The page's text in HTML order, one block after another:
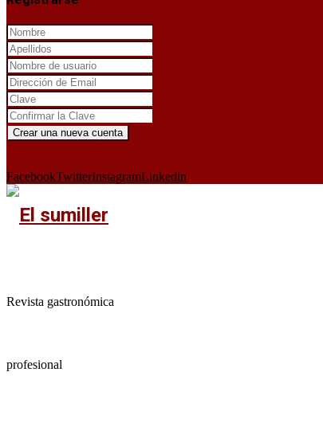
FacebookTwitterInstagramLinkedin
Revista gastronómica
profesional